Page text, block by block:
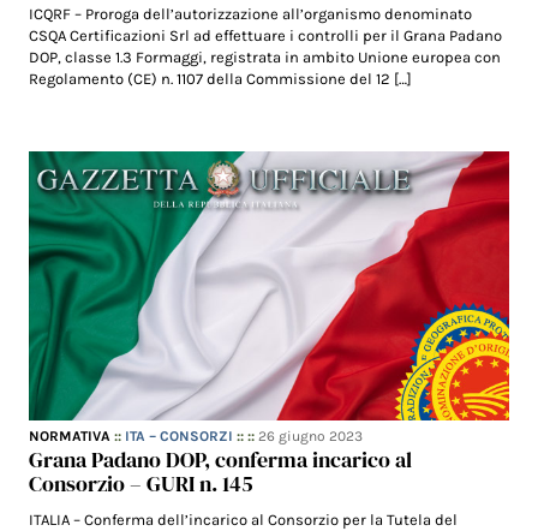
ICQRF – Proroga dell’autorizzazione all’organismo denominato
CSQA Certificazioni Srl ad effettuare i controlli per il Grana Padano
DOP, classe 1.3 Formaggi, registrata in ambito Unione europea con
Regolamento (CE) n. 1107 della Commissione del 12 […]
NORMATIVA :: ITA – CONSORZI :: ::26 giugno 2023
Grana Padano DOP, conferma incarico al
Consorzio – GURI n. 145
ITALIA – Conferma dell’incarico al Consorzio per la Tutela del